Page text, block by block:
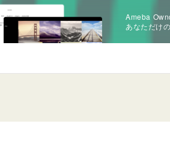
Ameba
あなただけ